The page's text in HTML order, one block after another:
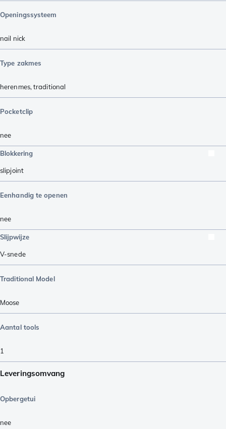
Openingssysteem
nail nick
Type zakmes
herenmes,traditional
Pocketclip
nee
Blokkering
slipjoint
Eenhandig te openen
nee
Slijpwijze
V-snede
Traditional Model
Moose
Aantal tools
1
Leveringsomvang
Opbergetui
nee